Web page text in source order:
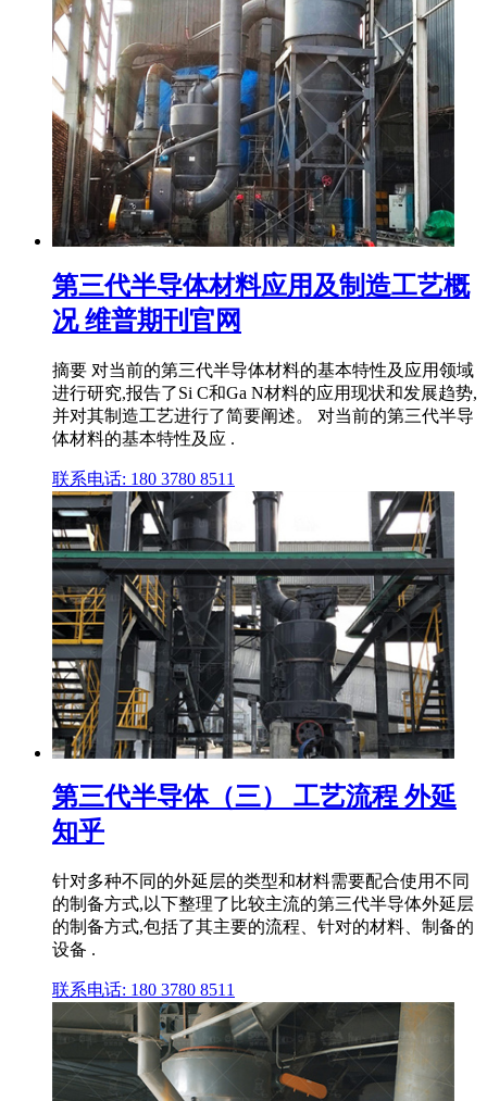
第三代半导体材料应用及制造工艺概
况 维普期刊官网
摘要 对当前的第三代半导体材料的基本特性及应用领域
进行研究,报告了Si C和Ga N材料的应用现状和发展趋势,
并对其制造工艺进行了简要阐述。 对当前的第三代半导
体材料的基本特性及应 .
联系电话: 180 3780 8511
第三代半导体（三） 工艺流程 外延
知乎
针对多种不同的外延层的类型和材料需要配合使用不同
的制备方式,以下整理了比较主流的第三代半导体外延层
的制备方式,包括了其主要的流程、针对的材料、制备的
设备 .
联系电话: 180 3780 8511